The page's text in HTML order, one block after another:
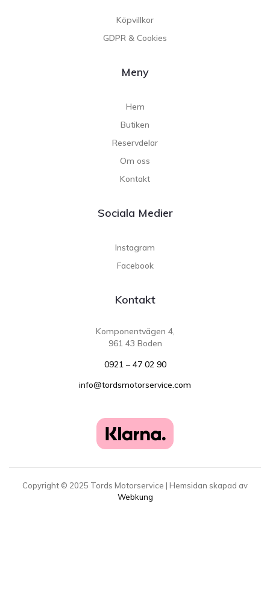
Köpvillkor
GDPR & Cookies
Meny
Hem
Butiken
Reservdelar
Om oss
Kontakt
Sociala Medier
Instagram
Facebook
Kontakt
Komponentvägen 4,
961 43 Boden
0921 – 47 02 90
info@tordsmotorservice.com
Copyright © 2025 Tords Motorservice | Hemsidan skapad av
Webkung